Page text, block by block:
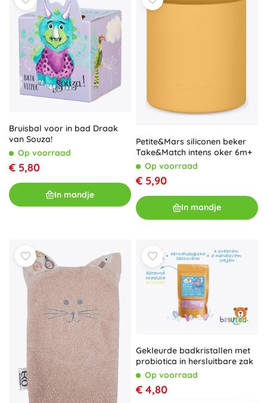
Bruisbal voor in bad Draak
van Souza!
Op voorraad
€ 5,80
In mandje
Petite&Mars siliconen beker
Take&Match intens oker 6m+
Op voorraad
€ 5,90
In mandje
Gekleurde badkristallen met
probiotica in hersluitbare zak
Op voorraad
€ 4,80